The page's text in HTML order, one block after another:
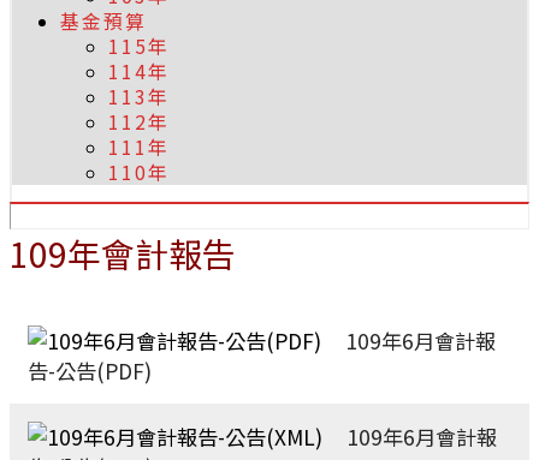
基金預算
115年
114年
113年
112年
111年
110年
109年會計報告
109年6月會計報
告-公告(PDF)
109年6月會計報